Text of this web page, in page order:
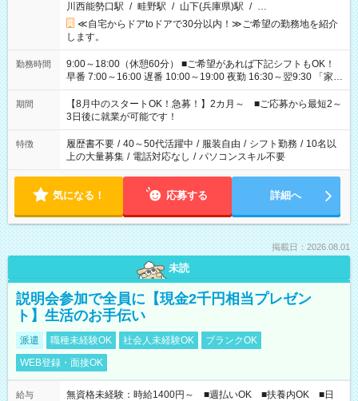
川西能勢口駅 / 畦野駅 / 山下(兵庫県)駅 / …
≪自宅からドアtoドアで30分以内！≫ご希望の勤務地を紹介
します。
勤務時間
9:00～18:00（休憩60分） ■ご希望があれば下記シフトもOK！
早番 7:00～16:00 遅番 10:00～19:00 夜勤 16:30～翌9:30 「家族
と休みを合わせたい」 「余裕を持って夕飯の準備がしたい」
「できれば残業はしたくない」 など、ご希望を教えてください
ね。 ※Wワーク希望の方へ 今ご覧のお仕事で希望する勤務時間
と、もう1つのお仕事の勤務時間。 合計で週40時間を超える場
合は応募できません。
期間
【8月中のスタートOK！急募！】2カ月～ ■ご応募から最短2～
3日後に就業が可能です！
特徴 履歴書不要 / 40～50代活躍中 / 服装自由 / シフト勤務 / 10名以
上の大量募集 / 電話対応なし / パソコンスキル不要
気になる！ 応募する 詳細へ
掲載日：2026.08.01
未読
説明会参加で全員に【現金2千円相当プレゼン
ト】生活のお手伝い
派遣 職種未経験OK 社会人未経験OK
ブランクOK
WEB登録・面接OK
給与
無資格未経験：時給1400円～ ■週払いOK ■扶養内OK ■日